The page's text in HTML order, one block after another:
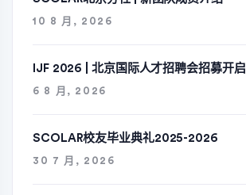
10 8 月, 2026
IJF 2026 | 北京国际人才招聘会招募开启
6 8 月, 2026
SCOLAR校友毕业典礼2025-2026
30 7 月, 2026